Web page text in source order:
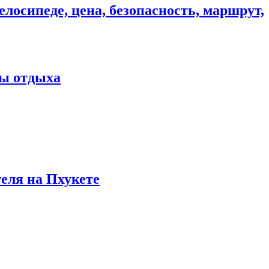
цена, безопасность, маршрут,
отдыха
на Пхукете